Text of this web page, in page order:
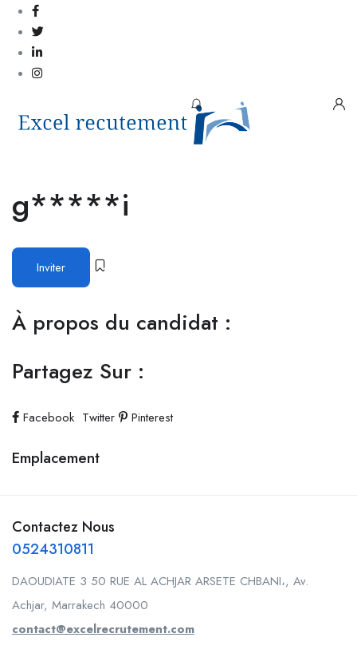
g*****i
Inviter
À propos du candidat :
Partagez Sur :
Facebook Twitter Pinterest
Emplacement
Contactez Nous
0524310811
DAOUDIATE 3 50 RUE AL ACHJAR ARSETE CHBANI،, Av.
Achjar, Marrakech 40000
contact@excelrecrutement.com